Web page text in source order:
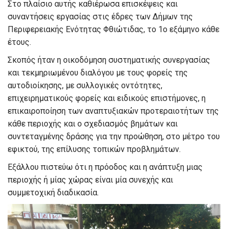
Στο πλαίσιο αυτής καθιέρωσα επισκέψεις και
συναντήσεις εργασίας στις έδρες των Δήμων της
Περιφερειακής Ενότητας Φθιώτιδας, το 1ο εξάμηνο κάθε
έτους.
Σκοπός ήταν η οικοδόμηση συστηματικής συνεργασίας
και τεκμηριωμένου διαλόγου με τους φορείς της
αυτοδιοίκησης, με συλλογικές οντότητες,
επιχειρηματικούς φορείς και ειδικούς επιστήμονες, η
επικαιροποίηση των αναπτυξιακών προτεραιοτήτων της
κάθε περιοχής και ο σχεδιασμός βημάτων και
συντεταγμένης δράσης για την προώθηση, στο μέτρο του
εφικτού, της επίλυσης τοπικών προβλημάτων.
Εξάλλου πιστεύω ότι η πρόοδος και η ανάπτυξη μιας
περιοχής ή μίας χώρας είναι μία συνεχής και
συμμετοχική διαδικασία.